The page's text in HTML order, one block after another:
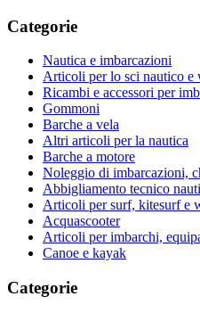
Categorie
Nautica e imbarcazioni
Articoli per lo sci nautico e
Ricambi e accessori per
Gommoni
Barche a vela
Altri articoli per la nautica
Barche a motore
Noleggio di imbarcazioni,
Abbigliamento tecnico
Articoli per surf, kitesurf e
Acquascooter
Articoli per imbarchi,
Canoe e kayak
Categorie